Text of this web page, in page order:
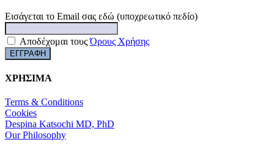
Εισάγεται το Email σας εδώ (υποχρεωτικό πεδίο)
Αποδέχομαι τουςΌρους Χρήσης
ΧΡΗΣΙΜΑ
Terms & Conditions
Cookies
Despina Katsochi MD, PhD
Our Philosophy